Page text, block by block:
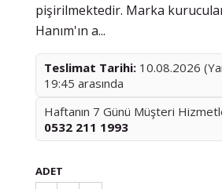
pişirilmektedir. Marka
Hanım'ın a...
Teslimat Tarihi: 10.08.2026
19:45 arasında
Haftanın 7 Günü Müşteri
0532 211 1993
ADET